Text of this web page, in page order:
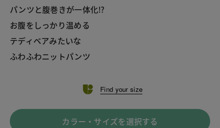
パンツと腹巻きが一体化⁉
お腹をしっかり温める
テディベアみたいな
ふわふわニットパンツ
Find your size
カラー・サイズを選択する
LINE